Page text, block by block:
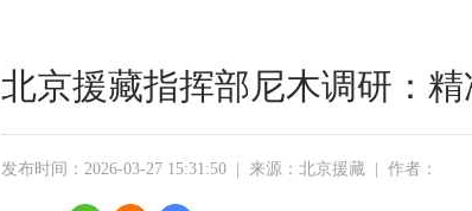
北京援藏指挥部尼木调研：
发布时间：2026-03-27 15:31:50 来源：北京援藏 作者：